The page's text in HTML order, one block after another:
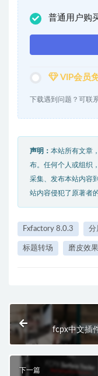
普通用户购
VIP会员
下载遇到问题？可联
声明： 本站所有文章
布。任何个人或组织
采集、发布本站内容
站内容侵犯了原著者
Fxfactory 8.0.3 分
标题转场 磨皮效果
fcpx中文插
下一篇